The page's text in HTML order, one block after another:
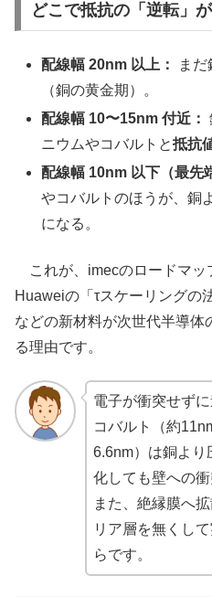
どこで抵抗の「逆転」
配線幅 20nm 以上：
ま
（銅の黄金期）。
配線幅 10〜15nm 付近：
ニウムやコバルトと抵抗
配線幅 10nm 以下（最先
やコバルトのほうが、銅
になる。
これが、imecのロードマッ
Huaweiの「τスケーリングの
などの新材料が次世代半導体
る理由です。
電子が衝突せず
コバルト（約
6.6nm）は銅より
化しても壁への衝
また、絶縁膜へ
リア層を無くし
らです。